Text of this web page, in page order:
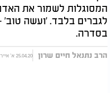
המסוגלות לשמור את
לגברים בלבד. 'ועשה טוב'
בסדרה.
הרב נתנאל חיים שרון 25.04.20 א' אייר התש"פ